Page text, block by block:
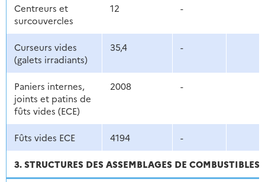
Centreurs et
surcouvercles
12 -
Curseurs vides
(galets irradiants)
35,4 -
Paniers internes,
joints et patins de
fûts vides (ECE)
2008 -
Fûts vides ECE 4194 -
3. STRUCTURES DES ASSEMBLAGES DE COMBUSTIBLES